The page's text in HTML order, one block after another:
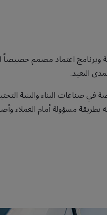
وبرنامج اعتماد مصمم خصيصاً
البعيد.
صناعات البناء والبنية
بطريقة مسؤولة أمام العملاء